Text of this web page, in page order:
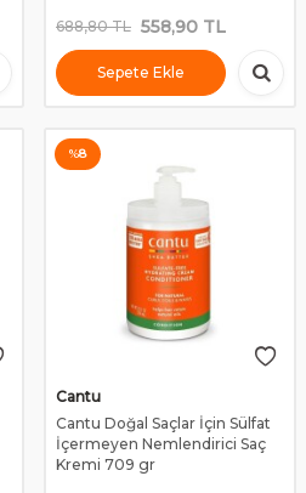
688,80TL 558,90 TL
Sepete Ekle
%8
Cantu
Cantu Doğal Saçlar İçin Sülfat
İçermeyen Nemlendirici Saç
Kremi 709 gr